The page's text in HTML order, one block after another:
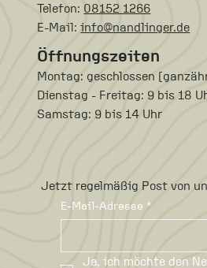
Telefon: 08152 1266
E-Mail:info@nandlinger.de
Öffnungszeiten
Montag: geschlossen
Dienstag - Freitag: 9 bis 18
Samstag: 9 bis 14 Uhr
Jetzt regelmäßig Post von
E-Mail-Adresse *
Ja, ich möchte den